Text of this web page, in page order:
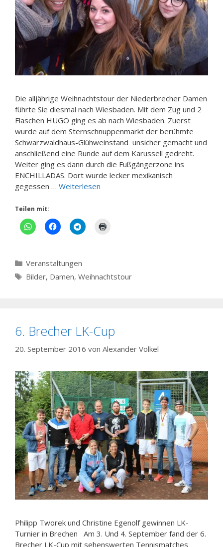
Die alljährige Weihnachtstour der Niederbrecher Damen
führte Sie diesmal nach Wiesbaden. Mit dem Zug und 2
Flaschen HUGO ging es ab nach Wiesbaden. Zuerst
wurde auf dem Sternschnuppenmarkt der berühmte
Schwarzwaldhaus-Glühweinstand unsicher gemacht und
anschließend eine Runde auf dem Karussell gedreht.
Weiter ging es dann durch die Fußgängerzone ins
ENCHILLADAS. Dort wurde lecker mexikanisch
gegessen … Weiterlesen
Teilen mit:
Kategorien
Veranstaltungen
Schlagwörter
Bilder, Damen, Weihnachtstour
6. Brecher LK-Cup
20. September 2016 von Alexander Völkel
Philipp Tworek und Christine Egenolf gewinnen LK-
Turnier in Brechen Am 3. Und 4. September fand der 6.
Brecher LK-Cup mit sehenswerten Tennismatches